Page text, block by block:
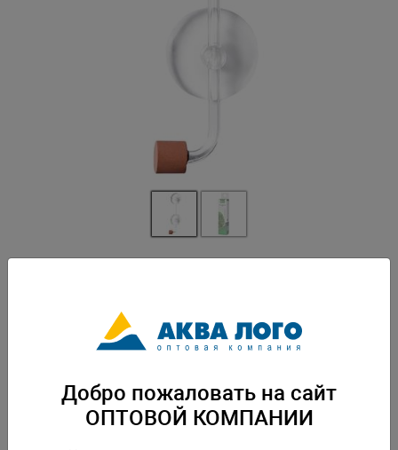
Благодаря пористой керамической мембране происходит распыление
мелких пузырьков CO2, которые эффективно распределяются по всему
аквариуму. Диффузор выполнен из прочного акрила. Вес: 0,02 кг.
Скачать каталогДобро пожаловать на сайт
ОПТОВОЙ КОМПАНИИ